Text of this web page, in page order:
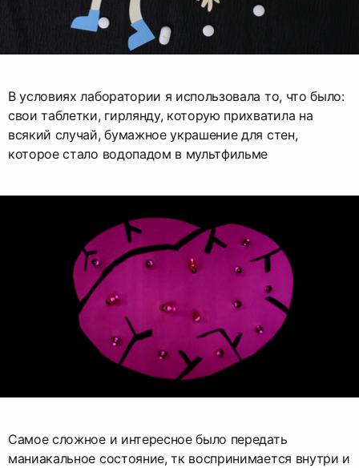
В условиях лаборатории я использовала то, что было:
свои таблетки, гирлянду, которую прихватила на
всякий случай, бумажное украшение для стен,
которое стало водопадом в мультфильме
Самое сложное и интересное было передать
маниакальное состояние, тк воспринимается внутри и